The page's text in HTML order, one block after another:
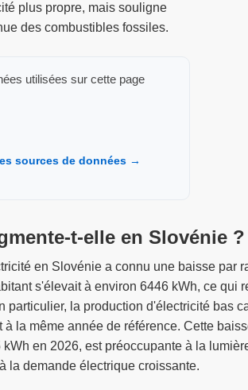
plus propre, mais souligne
des combustibles fossiles.
utilisées sur cette page
sources de données →
t-elle en Slovénie ?
en Slovénie a connu une baisse par
s'élevait à environ 6446 kWh, ce qui
particulier, la production d'électricité bas
à la même année de référence. Cette
kWh en 2026, est préoccupante à la
la demande électrique croissante.